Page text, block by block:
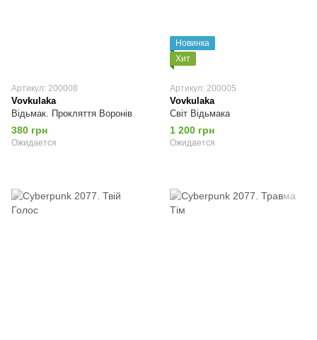
Артикул: 200008
Vovkulaka
Відьмак. Прокляття Воронів
380 грн
Ожидается
Новинка
Хит
Артикул: 200005
Vovkulaka
Світ Відьмака
1 200 грн
Ожидается